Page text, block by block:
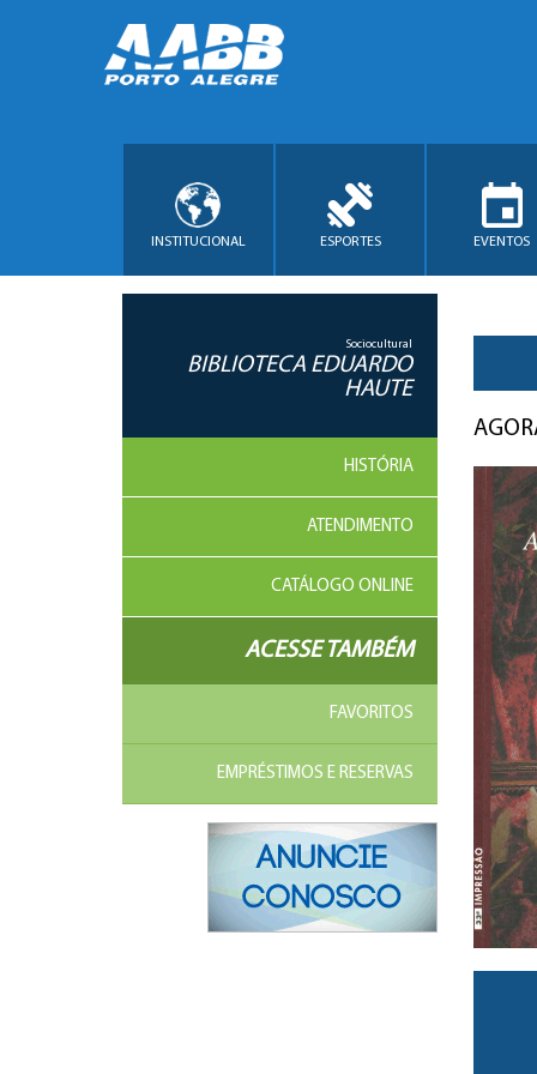
INSTITUCIONAL ESPORTES EVENTOS
Sociocultural
BIBLIOTECA EDUARDO
HAUTE
HISTÓRIA
ATENDIMENTO
CATÁLOGO ONLINE
ACESSE TAMBÉM
FAVORITOS
EMPRÉSTIMOS E RESERVAS